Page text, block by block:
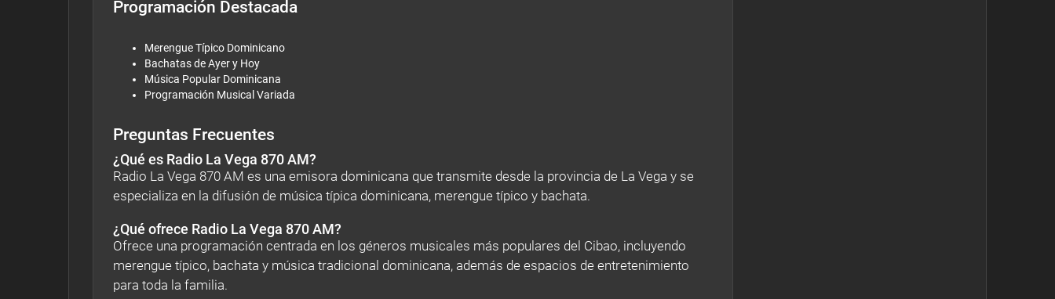
Programación Destacada
Merengue Típico Dominicano
Bachatas de Ayer y Hoy
Música Popular Dominicana
Programación Musical Variada
Preguntas Frecuentes
¿Qué es Radio La Vega 870 AM?
Radio La Vega 870 AM es una emisora dominicana que transmite desde la provincia de La Vega y se
especializa en la difusión de música típica dominicana, merengue típico y bachata.
¿Qué ofrece Radio La Vega 870 AM?
Ofrece una programación centrada en los géneros musicales más populares del Cibao, incluyendo
merengue típico, bachata y música tradicional dominicana, además de espacios de entretenimiento
para toda la familia.